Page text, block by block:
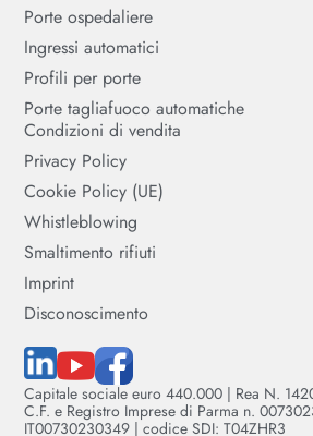
Porte ospedaliere
Ingressi automatici
Profili per porte
Porte tagliafuoco automatiche
Condizioni di vendita
Privacy Policy
Cookie Policy (UE)
Whistleblowing
Smaltimento rifiuti
Imprint
Disconoscimento
Capitale sociale euro 440.000 | Rea N.
C.F. e Registro Imprese di Parma n.
IT00730230349 | codice SDI: T04ZHR3